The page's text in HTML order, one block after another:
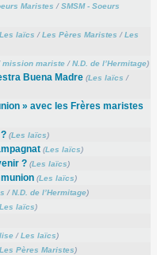
Maristes /SMSM - Soeurs
laïcs /Les Pères Maristes /Les
mission mariste/N.D. de l’Hermitage)
Buena Madre (Les laïcs /
» avec les Frères maristes
(Les laïcs)
(Les laïcs)
? (Les laïcs)
(Les laïcs)
/N.D. de l’Hermitage)
laïcs)
/Les laïcs)
Les Pères Maristes)